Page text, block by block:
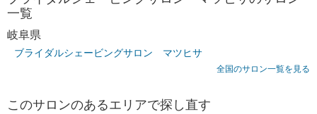
一覧
岐阜県
ブライダルシェービングサロン マツヒサ
全国のサロン一覧を見る
このサロンのあるエリアで探し直す